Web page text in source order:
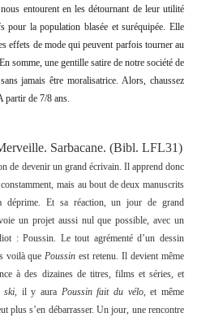
entourent en les détournant de leur utilité
pour la population blasée et suréquipée. Elle
effets de mode qui peuvent parfois tourner au
En somme, une gentille satire de notre société de
jamais être moralisatrice. Alors, chaussez
partir de 7/8 ans.
Sarbacane. (Bibl. LFL31)
de devenir un grand écrivain. Il apprend donc
mais au bout de deux manuscrits
déprime. Et sa réaction, un jour de grand
un projet aussi nul que possible, avec un
: Poussin. Le tout agrémenté d’un dessin
voilà quePoussin est retenu. Il devient même
à des dizaines de titres, films et séries, et
ski, il y aura Poussin fait du vélo, et même
plus s’en débarrasser. Un jour, une rencontre